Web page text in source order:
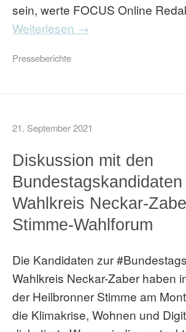
sein, werte FOCUS Online
Weiterlesen →
Presseberichte
21. September 2021
Diskussion mit den
Wahlkreis Neckar-
Stimme-Wahlforum
Die Kandidaten zur
Wahlkreis Neckar-Zaber haben
der Heilbronner Stimme am
die Klimakrise, Wohnen und